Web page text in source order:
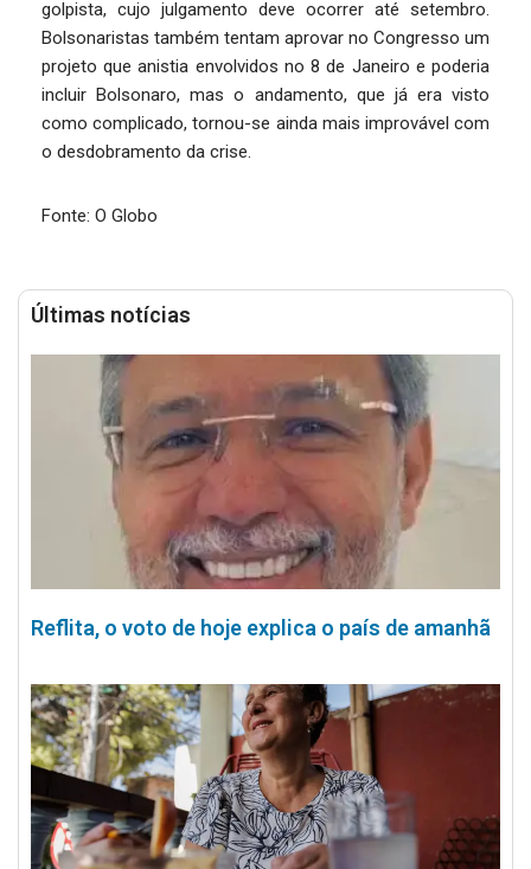
golpista, cujo julgamento deve ocorrer até setembro.
Bolsonaristas também tentam aprovar no Congresso um
projeto que anistia envolvidos no 8 de Janeiro e poderia
incluir Bolsonaro, mas o andamento, que já era visto
como complicado, tornou-se ainda mais improvável com
o desdobramento da crise.
Fonte: O Globo
Últimas notícias
Reflita, o voto de hoje explica o país de amanhã